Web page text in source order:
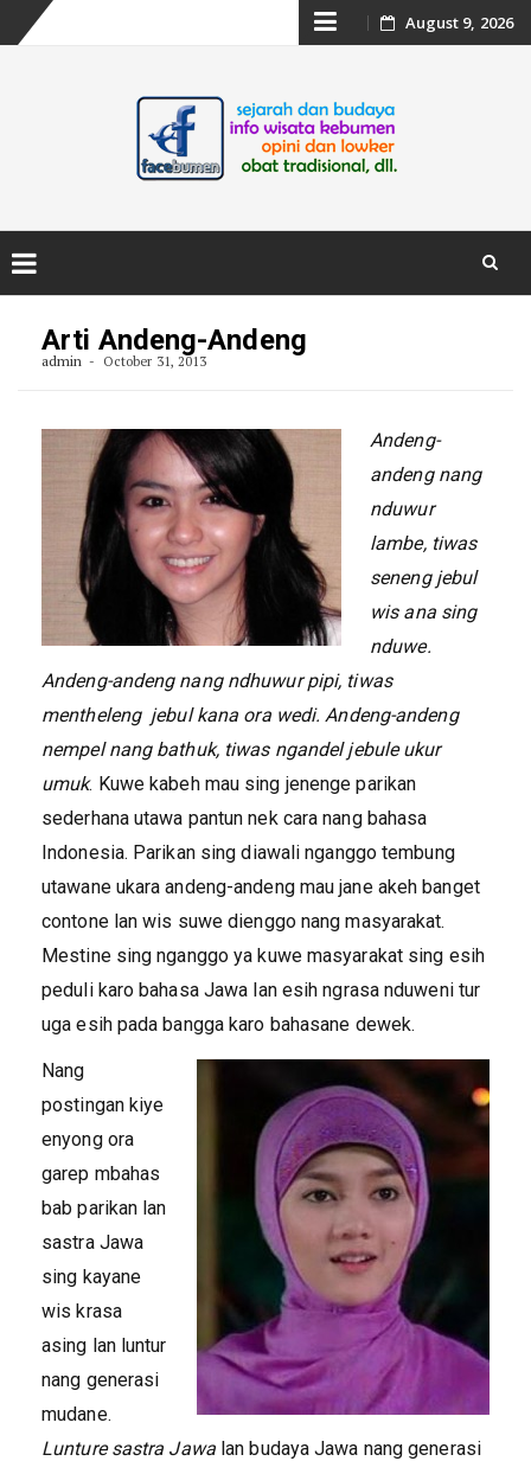
Skip
content
August 9, 2026
content
Arti Andeng-Andeng
admin October 31, 2013
Andeng-
andeng nang
nduwur
lambe, tiwas
seneng jebul
wis ana sing
nduwe.
Andeng-andeng nang ndhuwur pipi, tiwas
mentheleng jebul kana ora wedi. Andeng-andeng
nempel nang bathuk, tiwas ngandel jebule ukur
umuk. Kuwe kabeh mau sing jenenge parikan
sederhana utawa pantun nek cara nang bahasa
Indonesia. Parikan sing diawali nganggo tembung
utawane ukara andeng-andeng mau jane akeh banget
contone lan wis suwe dienggo nang masyarakat.
Mestine sing nganggo ya kuwe masyarakat sing esih
peduli karo bahasa Jawa lan esih ngrasa nduweni tur
uga esih pada bangga karo bahasane dewek.
Nang
postingan kiye
enyong ora
garep mbahas
bab parikan lan
sastra Jawa
sing kayane
wis krasa
asing lan luntur
nang generasi
mudane.
Lunture sastra Jawalan budaya Jawa nang generasi